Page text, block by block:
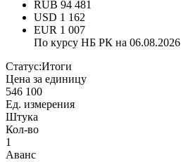
RUB 94 481
USD 1 162
EUR 1 007
По курсу НБ РК на 06.08.2026
Статус:Итоги
Цена за единицу
546 100
Ед. измерения
Штука
Кол-во
1
Аванс